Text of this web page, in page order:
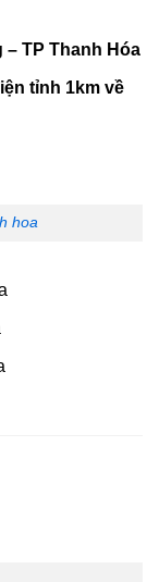
TP Thanh Hóa
tỉnh 1km về
hoa